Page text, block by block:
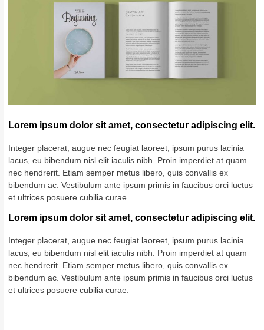
Lorem ipsum dolor sit amet, consectetur adipiscing elit.
Integer placerat, augue nec feugiat laoreet, ipsum purus lacinia
lacus, eu bibendum nisl elit iaculis nibh. Proin imperdiet at quam
nec hendrerit. Etiam semper metus libero, quis convallis ex
bibendum ac. Vestibulum ante ipsum primis in faucibus orci luctus
et ultrices posuere cubilia curae.
Lorem ipsum dolor sit amet, consectetur adipiscing elit.
Integer placerat, augue nec feugiat laoreet, ipsum purus lacinia
lacus, eu bibendum nisl elit iaculis nibh. Proin imperdiet at quam
nec hendrerit. Etiam semper metus libero, quis convallis ex
bibendum ac. Vestibulum ante ipsum primis in faucibus orci luctus
et ultrices posuere cubilia curae.